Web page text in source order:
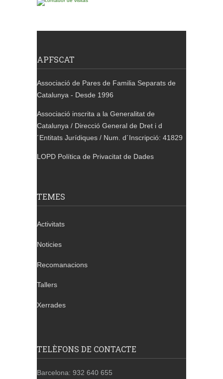
APFSCAT
Associació de Pares de Familia Separats de
Catalunya - Desde 1996
Associació inscrita a la Generalitat de
Catalunya / Direcció General de Dret i d
´Entitats Jurídiques / Num. d´Inscripció: 41829
LOPD Política de Privacitat de Dades
TEMES
Activitats
Noticies
Recomanacions
Tallers
Xerrades
TELÈFONS DE CONTACTE
Barcelona: 932 640 655